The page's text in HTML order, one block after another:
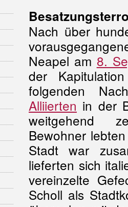
Nach über
Neapel am 8.
der
folgenden
Alliierten in der
weitgehend
Bewohner
Stadt war
lieferten sich
vereinzelte
Scholl als